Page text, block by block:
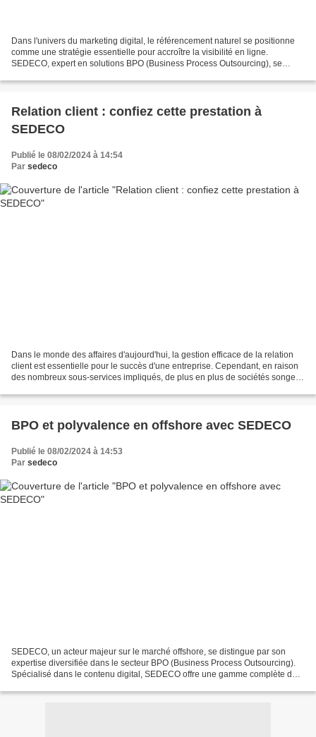
Dans l'univers du marketing digital, le référencement naturel se positionne
comme une stratégie essentielle pour accroître la visibilité en ligne.
SEDECO, expert en solutions BPO (Business Process Outsourcing), se
Relation client : confiez cette prestation à
SEDECO
Publié le 08/02/2024 à 14:54
Par sedeco
Dans le monde des affaires d'aujourd'hui, la gestion efficace de la relation
client est essentielle pour le succès d'une entreprise. Cependant, en raison
des nombreux sous-services impliqués, de plus en plus de sociétés songent
BPO et polyvalence en offshore avec SEDECO
Publié le 08/02/2024 à 14:53
Par sedeco
SEDECO, un acteur majeur sur le marché offshore, se distingue par son
expertise diversifiée dans le secteur BPO (Business Process Outsourcing).
Spécialisé dans le contenu digital, SEDECO offre une gamme complète de